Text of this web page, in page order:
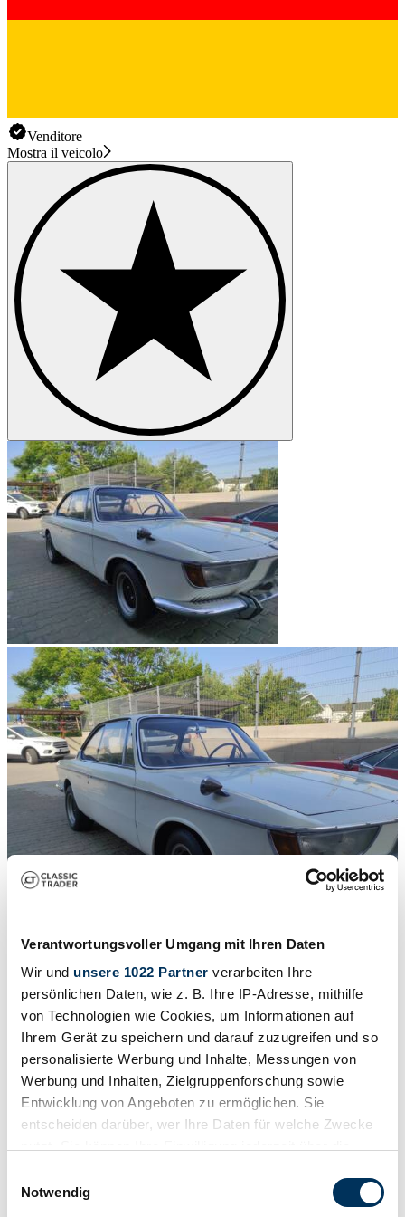
Verantwortungsvoller Umgang mit Ihren Daten
Wir und unsere 1022 Partner verarbeiten Ihre
persönlichen Daten, wie z. B. Ihre IP-Adresse, mithilfe
von Technologien wie Cookies, um Informationen auf
Ihrem Gerät zu speichern und darauf zuzugreifen und so
personalisierte Werbung und Inhalte, Messungen von
Werbung und Inhalten, Zielgruppenforschung sowie
Entwicklung von Angeboten zu ermöglichen. Sie
entscheiden darüber, wer Ihre Daten für welche Zwecke
Trigger Symbol ändern oder widerrufen
Notwendig
Venditore
Mostra il veicolo
1968 | BMW 2000 CS
BMW 2000 CS Coupe
24.900 €